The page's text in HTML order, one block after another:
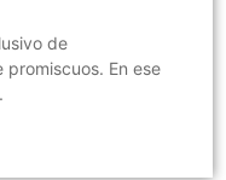
de
promiscuos. En ese